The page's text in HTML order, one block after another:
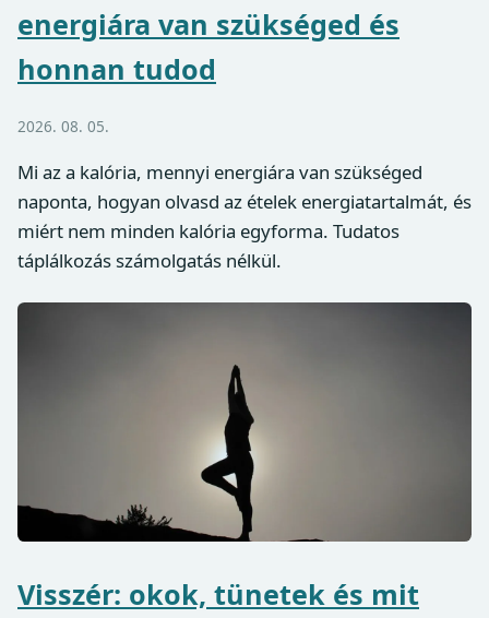
energiára van szükséged és
honnan tudod
2026. 08. 05.
Mi az a kalória, mennyi energiára van szükséged
naponta, hogyan olvasd az ételek energiatartalmát, és
miért nem minden kalória egyforma. Tudatos
táplálkozás számolgatás nélkül.
Visszér: okok, tünetek és mit